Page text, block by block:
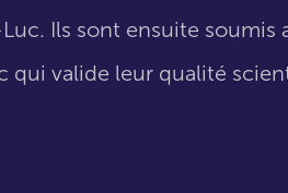
Ils sont ensuite soumis
qui valide leur qualité